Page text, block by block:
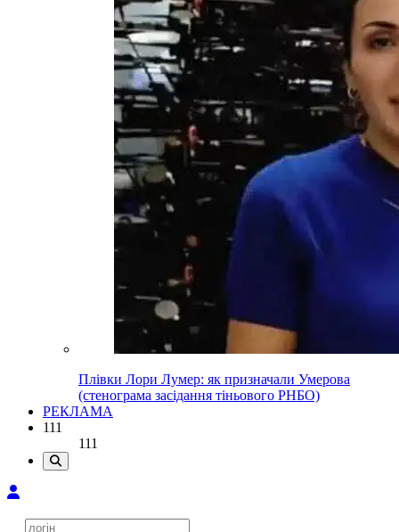
Плівки Лори Лумер: як призначали Умерова
(стенограма засідання тіньового РНБО)
РЕКЛАМА
111
111